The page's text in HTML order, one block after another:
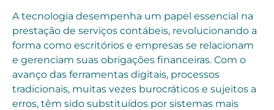
A tecnologia desempenha um papel essencial na
prestação de serviços contábeis, revolucionando a
forma como escritórios e empresas se relacionam
e gerenciam suas obrigações financeiras. Com o
avanço das ferramentas digitais, processos
tradicionais, muitas vezes burocráticos e sujeitos a
erros, têm sido substituídos por sistemas mais